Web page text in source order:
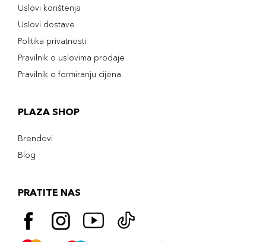
Uslovi korištenja
Uslovi dostave
Politika privatnosti
Pravilnik o uslovima prodaje
Pravilnik o formiranju cijena
PLAZA SHOP
Brendovi
Blog
PRATITE NAS